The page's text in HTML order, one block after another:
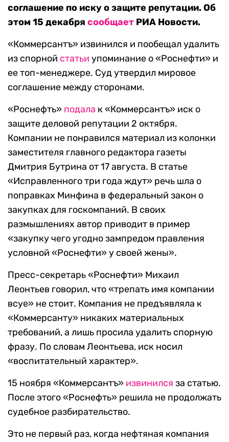
соглашение по иску о защите репутации. Об
этом 15 декабря сообщает РИА Новости.
«Коммерсантъ» извинился и пообещал удалить
из спорной статьи упоминание о «Роснефти» и
ее топ-менеджере. Суд утвердил мировое
соглашение между сторонами.
«Роснефть» подала к «Коммерсантъ» иск о
защите деловой репутации 2 октября.
Компании не понравился материал из колонки
заместителя главного редактора газеты
Дмитрия Бутрина от 17 августа. В статье
«Исправленного три года ждут» речь шла о
поправках Минфина в федеральный закон о
закупках для госкомпаний. В своих
размышлениях автор приводит в пример
«закупку чего угодно зампредом правления
условной «Роснефти» у своей жены».
Пресс-секретарь «Роснефти» Михаил
Леонтьев говорил, что «трепать имя компании
всуе» не стоит. Компания не предъявляла к
«Коммерсанту» никаких материальных
требований, а лишь просила удалить спорную
фразу. По словам Леонтьева, иск носил
«воспитательный характер».
15 ноября «Коммерсантъ» извинился за статью.
После этого «Роснефть» решила не продолжать
судебное разбирательство.
Это не первый раз, когда нефтяная компания